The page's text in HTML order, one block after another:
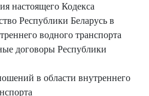
настоящего Кодекса
Республики Беларусь в
водного транспорта
договоры Республики
в области внутреннего